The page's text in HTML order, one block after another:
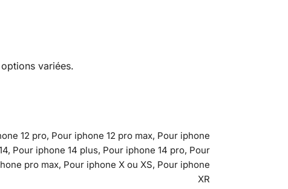
variées.
12 pro, Pour iphone 12 pro max, Pour iphone
Pour iphone 14 plus, Pour iphone 14 pro, Pour
pro max, Pour iphone X ou XS, Pour iphone
XR